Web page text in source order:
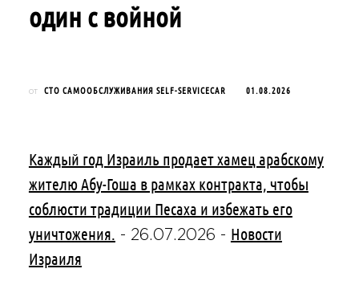
один с войной
от СТО САМООБСЛУЖИВАНИЯ SELF-SERVICECAR 01.08.2026
Каждый год Израиль продает хамец арабскому
жителю Абу-Гоша в рамках контракта, чтобы
соблюсти традиции Песаха и избежать его
уничтожения. - 26.07.2026 - Новости
Израиля